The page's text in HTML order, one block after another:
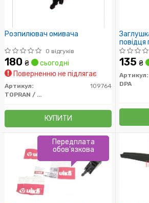
Розпилювач омивача
0 відгуків
180 ₴
сьогодні
Поверненню не підлягає
Артикул:
109764
TOPRAN / HANS PRIES
КУПИТИ
повідця
Passat
T5 (03-
DPA
135 ₴
Артикул:
DPA
Передплата
обов'язкова